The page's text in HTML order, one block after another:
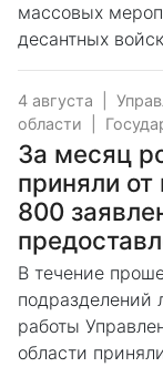
массовых
десантных
4 августа
области
За месяц
приняли
800
В течение
подразделений
работы
области